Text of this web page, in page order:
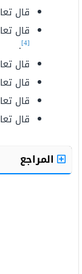
قال
قال
[4]
.
قال
قال
قال
قال
المراجع